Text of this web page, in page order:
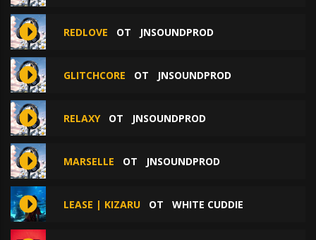
REDLOVE ОТ JNSOUNDPROD
GLITCHCORE ОТ JNSOUNDPROD
RELAXYОТ JNSOUNDPROD
MARSELLE ОТ JNSOUNDPROD
LEASE | KIZARU ОТ WHITE CUDDIE